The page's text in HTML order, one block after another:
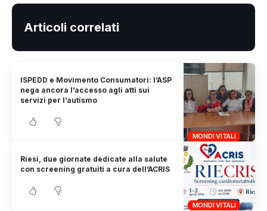
Articoli correlati
MONDI VITALI
ISPEDD e Movimento Consumatori: l’ASP
nega ancora l’accesso agli atti sui
servizi per l’autismo
MONDI VITALI
Riesi, due giornate dedicate alla salute
con screening gratuiti a cura dell’ACRIS